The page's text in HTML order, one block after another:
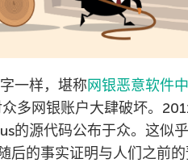
一样，堪称网银恶意软件
多网银账户大肆破坏。
的源代码公布于众。这似
后的事实证明与人们之前